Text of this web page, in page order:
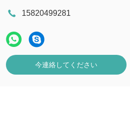
15820499281
今連絡してください